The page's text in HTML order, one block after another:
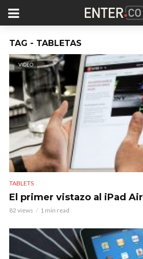
TAG - TABLETAS
VIDEO
TABLETS
El primer vistazo al iPad Air
82 views 1 min read